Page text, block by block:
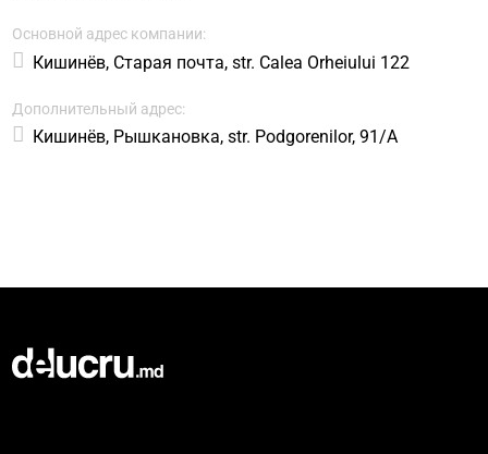
Основной адрес компании:
Кишинёв, Старая почта, str. Calea Orheiului 122
Дополнительный адрес:
Кишинёв, Рышкановка, str. Podgorenilor, 91/A